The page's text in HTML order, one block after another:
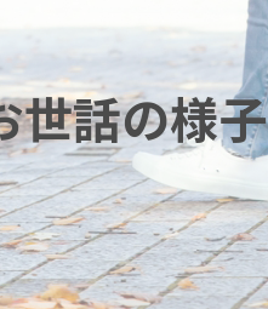
世話の様子